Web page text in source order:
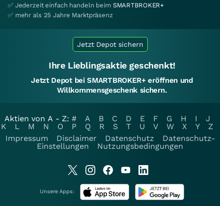
✅ Jederzeit einfach handeln beim SMARTBROKER+
✅ mehr als 25 Jahre Marktpräsenz
Jetzt Depot sichern
Ihre Lieblingsaktie geschenkt!
Jetzt Depot bei SMARTBROKER+ eröffnen und
Willkommensgeschenk sichern.
Aktien von A - Z: # A B C D E F G H I
J
K
L M N O P Q R S T U V W X Y
Z
Impressum
Disclaimer Datenschutz
Datenschutz-
Einstellungen
Nutzungsbedingungen
Unsere Apps: